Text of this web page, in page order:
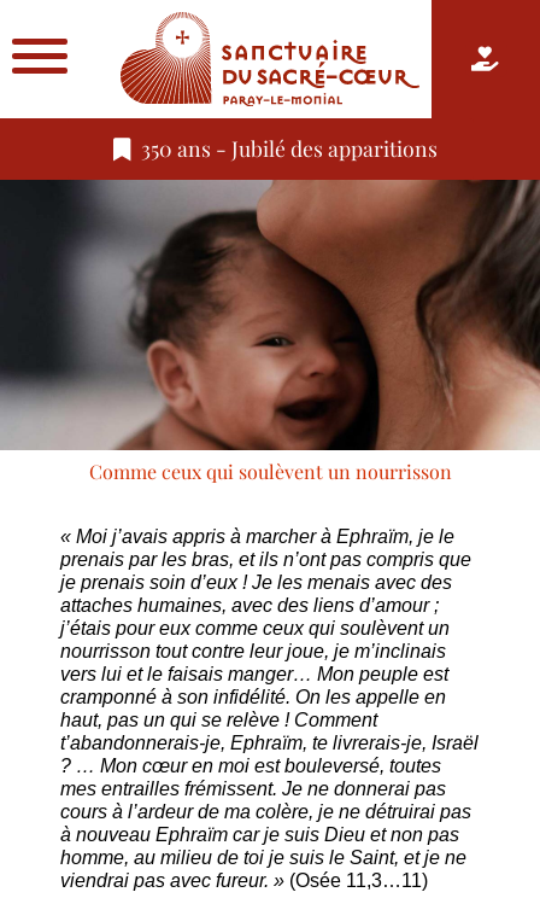
350 ans - Jubilé des apparitions
Comme ceux qui soulèvent un nourrisson
« Moi j’avais appris à marcher à Ephraïm, je le
prenais par les bras, et ils n’ont pas compris que
je prenais soin d’eux ! Je les menais avec des
attaches humaines, avec des liens d’amour ;
j’étais pour eux comme ceux qui soulèvent un
nourrisson tout contre leur joue, je m’inclinais
vers lui et le faisais manger… Mon peuple est
cramponné à son infidélité. On les appelle en
haut, pas un qui se relève ! Comment
t’abandonnerais-je, Ephraïm, te livrerais-je, Israël
? … Mon cœur en moi est bouleversé, toutes
mes entrailles frémissent. Je ne donnerai pas
cours à l’ardeur de ma colère, je ne détruirai pas
à nouveau Ephraïm car je suis Dieu et non pas
homme, au milieu de toi je suis le Saint, et je ne
viendrai pas avec fureur. » (Osée 11,3…11)